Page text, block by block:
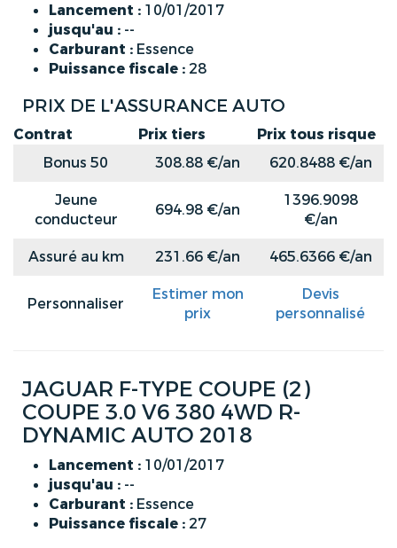
Lancement : 10/01/2017
jusqu'au : --
Carburant : Essence
Puissance fiscale : 28
PRIX DE L'ASSURANCE AUTO
Contrat Prix tiers
Prix tous risque
Bonus 50
308.88 €/an
620.8488 €/an
Jeune
conducteur
694.98 €/an
1396.9098
€/an
Assuré au km
231.66 €/an 465.6366 €/an
Personnaliser
Estimer mon
prix
Devis
personnalisé
JAGUAR F-TYPE COUPE (2)
COUPE 3.0 V6 380 4WD R-
DYNAMIC AUTO 2018
Lancement : 10/01/2017
jusqu'au : --
Carburant : Essence
Puissance fiscale : 27